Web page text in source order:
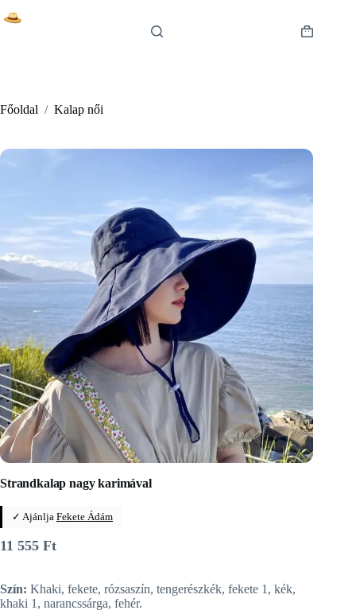
to
Shopping
Főoldal / Kalap női
Strandkalap nagy karimával
✓ Ajánlja Fekete Ádám
11 555 Ft
Szín: Khaki, fekete, rózsaszín, tengerészkék, fekete 1, kék,
khaki 1, narancssárga, fehér.